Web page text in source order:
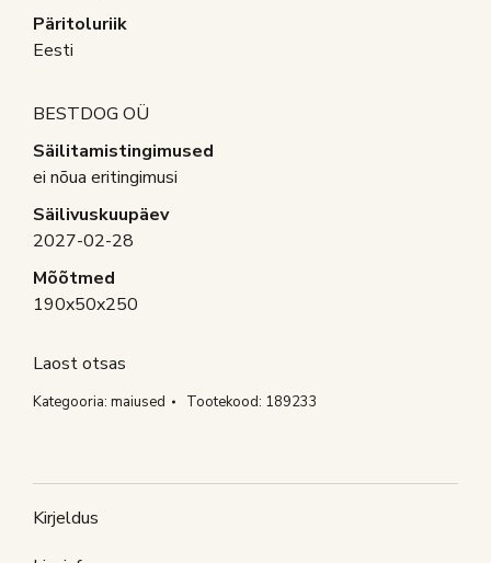
Päritoluriik
Eesti
BESTDOG OÜ
Säilitamistingimused
ei nõua eritingimusi
Säilivuskuupäev
2027-02-28
Mõõtmed
190x50x250
Laost otsas
Kategooria: maiused Tootekood: 189233
Kirjeldus